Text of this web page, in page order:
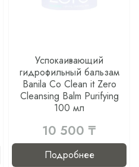
Успокаивающий
гидрофильный бальзам
Banila Co Clean it Zero
Cleansing Balm Purifying
100 мл
10 500 ₸
Подробнее